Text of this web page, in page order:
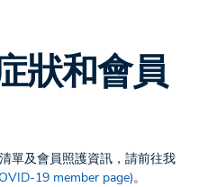
狀和會員
單及會員照護資訊，請前往我
19 member page)。